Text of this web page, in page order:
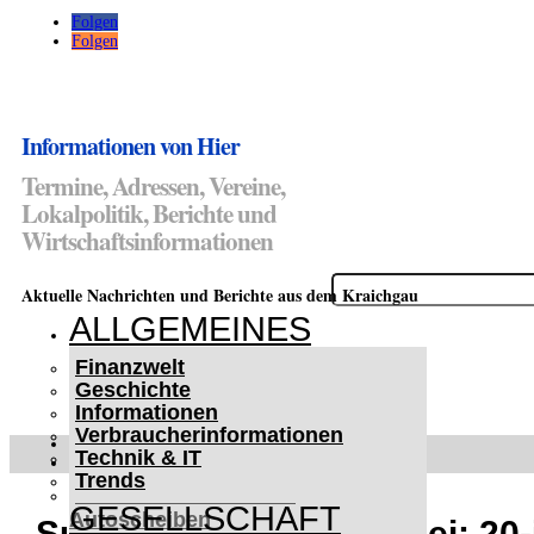
Folgen
Folgen
Informationen von Hier
Termine, Adressen, Vereine,
Lokalpolitik, Berichte und
Wirtschaftsinformationen
Suchen
nach:
Aktuelle Nachrichten und Berichte aus dem Kraichgau
ALLGEMEINES
Finanzwelt
Geschichte
Informationen
Verbraucherinformationen
Technik & IT
Trends
GESELLSCHAFT
WETTERWARNUNGEN
WINTER IM KRAICHGAU
Lifehacks für vereiste
Autoscheiben